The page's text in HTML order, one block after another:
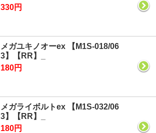
330円
メガユキノオーex 【M1S-018/06
3】【RR】_
180円
メガライボルトex 【M1S-032/06
3】【RR】_
180円